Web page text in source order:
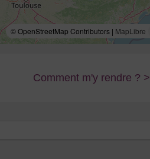
© OpenStreetMap Contributors | MapLibre
Comment m'y rendre ? >